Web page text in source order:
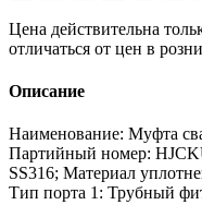
Цена действительна
отличаться от цен в
Описание
Наименование: Муфта
Партийный номер:
SS316; Материал
Тип порта 1: Трубный